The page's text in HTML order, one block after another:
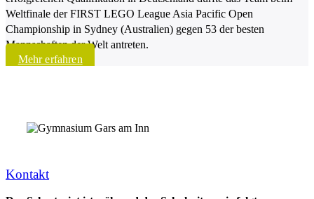
Weltfinale der FIRST LEGO League Asia Pacific Open
Championship in Sydney (Australien) gegen 53 der besten
Mannschaften der Welt antreten.
Mehr erfahren
Kontakt